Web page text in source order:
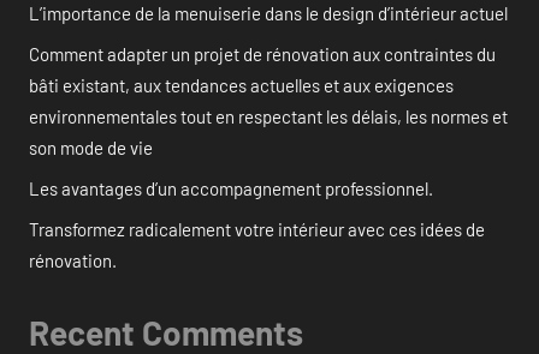
L’importance de la menuiserie dans le design d’intérieur actuel
Comment adapter un projet de rénovation aux contraintes du
bâti existant, aux tendances actuelles et aux exigences
environnementales tout en respectant les délais, les normes et
son mode de vie
Les avantages d’un accompagnement professionnel.
Transformez radicalement votre intérieur avec ces idées de
rénovation.
Recent Comments